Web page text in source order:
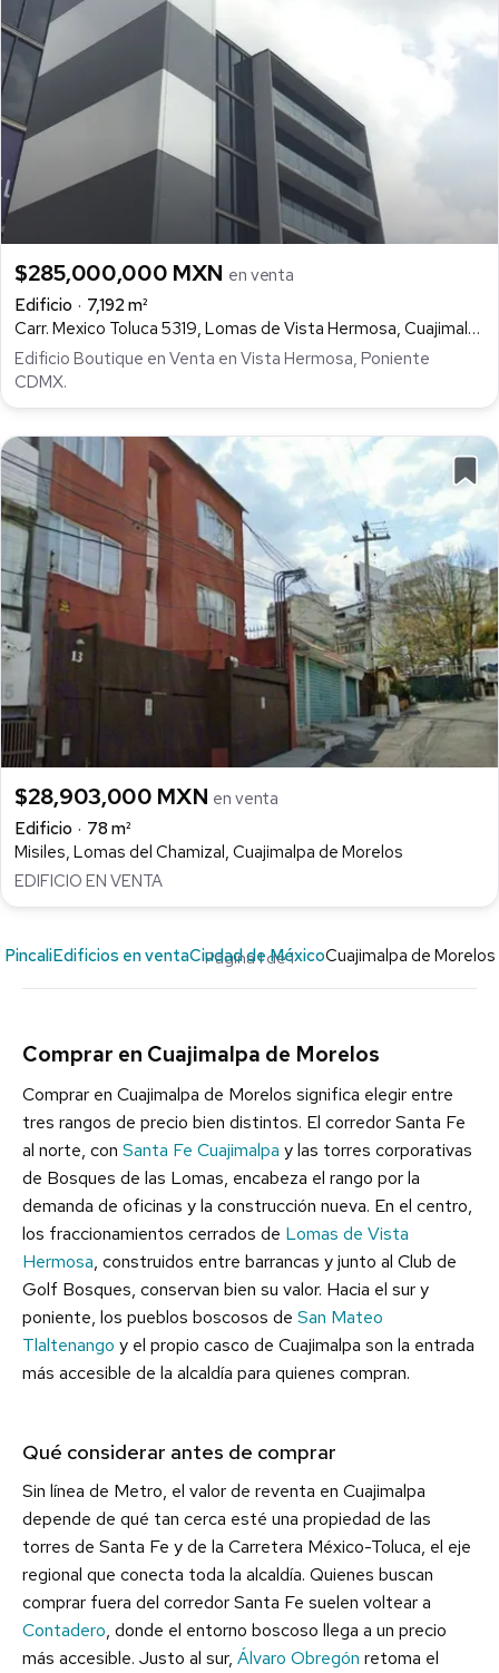
$285,000,000 MXN en venta
Edificio
7,192 m²
Carr. Mexico Toluca 5319, Lomas de Vista Hermosa, Cuajimalpa de Morelos
Edificio Boutique en Venta en Vista Hermosa, Poniente
CDMX.
$28,903,000 MXN en venta
Edificio
78 m²
Misiles, Lomas del Chamizal, Cuajimalpa de Morelos
EDIFICIO EN VENTA
Página 1 de 1
PincaliEdificios en ventaCiudad de MéxicoCuajimalpa de Morelos
Comprar en Cuajimalpa de Morelos
Comprar en Cuajimalpa de Morelos significa elegir entre
tres rangos de precio bien distintos. El corredor Santa Fe
al norte, con Santa Fe Cuajimalpa y las torres corporativas
de Bosques de las Lomas, encabeza el rango por la
demanda de oficinas y la construcción nueva. En el centro,
los fraccionamientos cerrados de Lomas de Vista
Hermosa, construidos entre barrancas y junto al Club de
Golf Bosques, conservan bien su valor. Hacia el sur y
poniente, los pueblos boscosos de San Mateo
Tlaltenango y el propio casco de Cuajimalpa son la entrada
más accesible de la alcaldía para quienes compran.
Qué considerar antes de comprar
Sin línea de Metro, el valor de reventa en Cuajimalpa
depende de qué tan cerca esté una propiedad de las
torres de Santa Fe y de la Carretera México-Toluca, el eje
regional que conecta toda la alcaldía. Quienes buscan
comprar fuera del corredor Santa Fe suelen voltear a
Contadero, donde el entorno boscoso llega a un precio
más accesible. Justo al sur, Álvaro Obregón retoma el